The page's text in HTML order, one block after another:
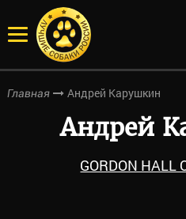
Главная Андрей Карушкин
Андрей
GORDON HALL